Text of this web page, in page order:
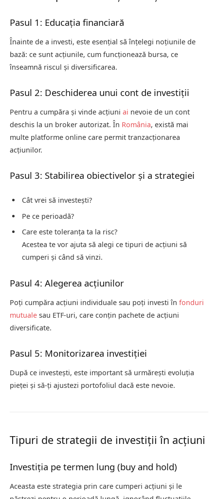
Pasul 1: Educația financiară
Înainte de a investi, este esențial să înțelegi noțiunile de
bază: ce sunt acțiunile, cum funcționează bursa, ce
înseamnă riscul și diversificarea.
Pasul 2: Deschiderea unui cont de investiții
Pentru a cumpăra și vinde acțiuni ai nevoie de un cont
deschis la un broker autorizat. În România, există mai
multe platforme online care permit tranzacționarea
acțiunilor.
Pasul 3: Stabilirea obiectivelor și a strategiei
Cât vrei să investești?
Pe ce perioadă?
Care este toleranța ta la risc?
Acestea te vor ajuta să alegi ce tipuri de acțiuni să
cumperi și când să vinzi.
Pasul 4: Alegerea acțiunilor
Poți cumpăra acțiuni individuale sau poți investi în fonduri
mutuale sau ETF-uri, care conțin pachete de acțiuni
diversificate.
Pasul 5: Monitorizarea investiției
După ce investești, este important să urmărești evoluția
pieței și să-ți ajustezi portofoliul dacă este nevoie.
Tipuri de strategii de investiții în acțiuni
Investiția pe termen lung (buy and hold)
Aceasta este strategia prin care cumperi acțiuni și le